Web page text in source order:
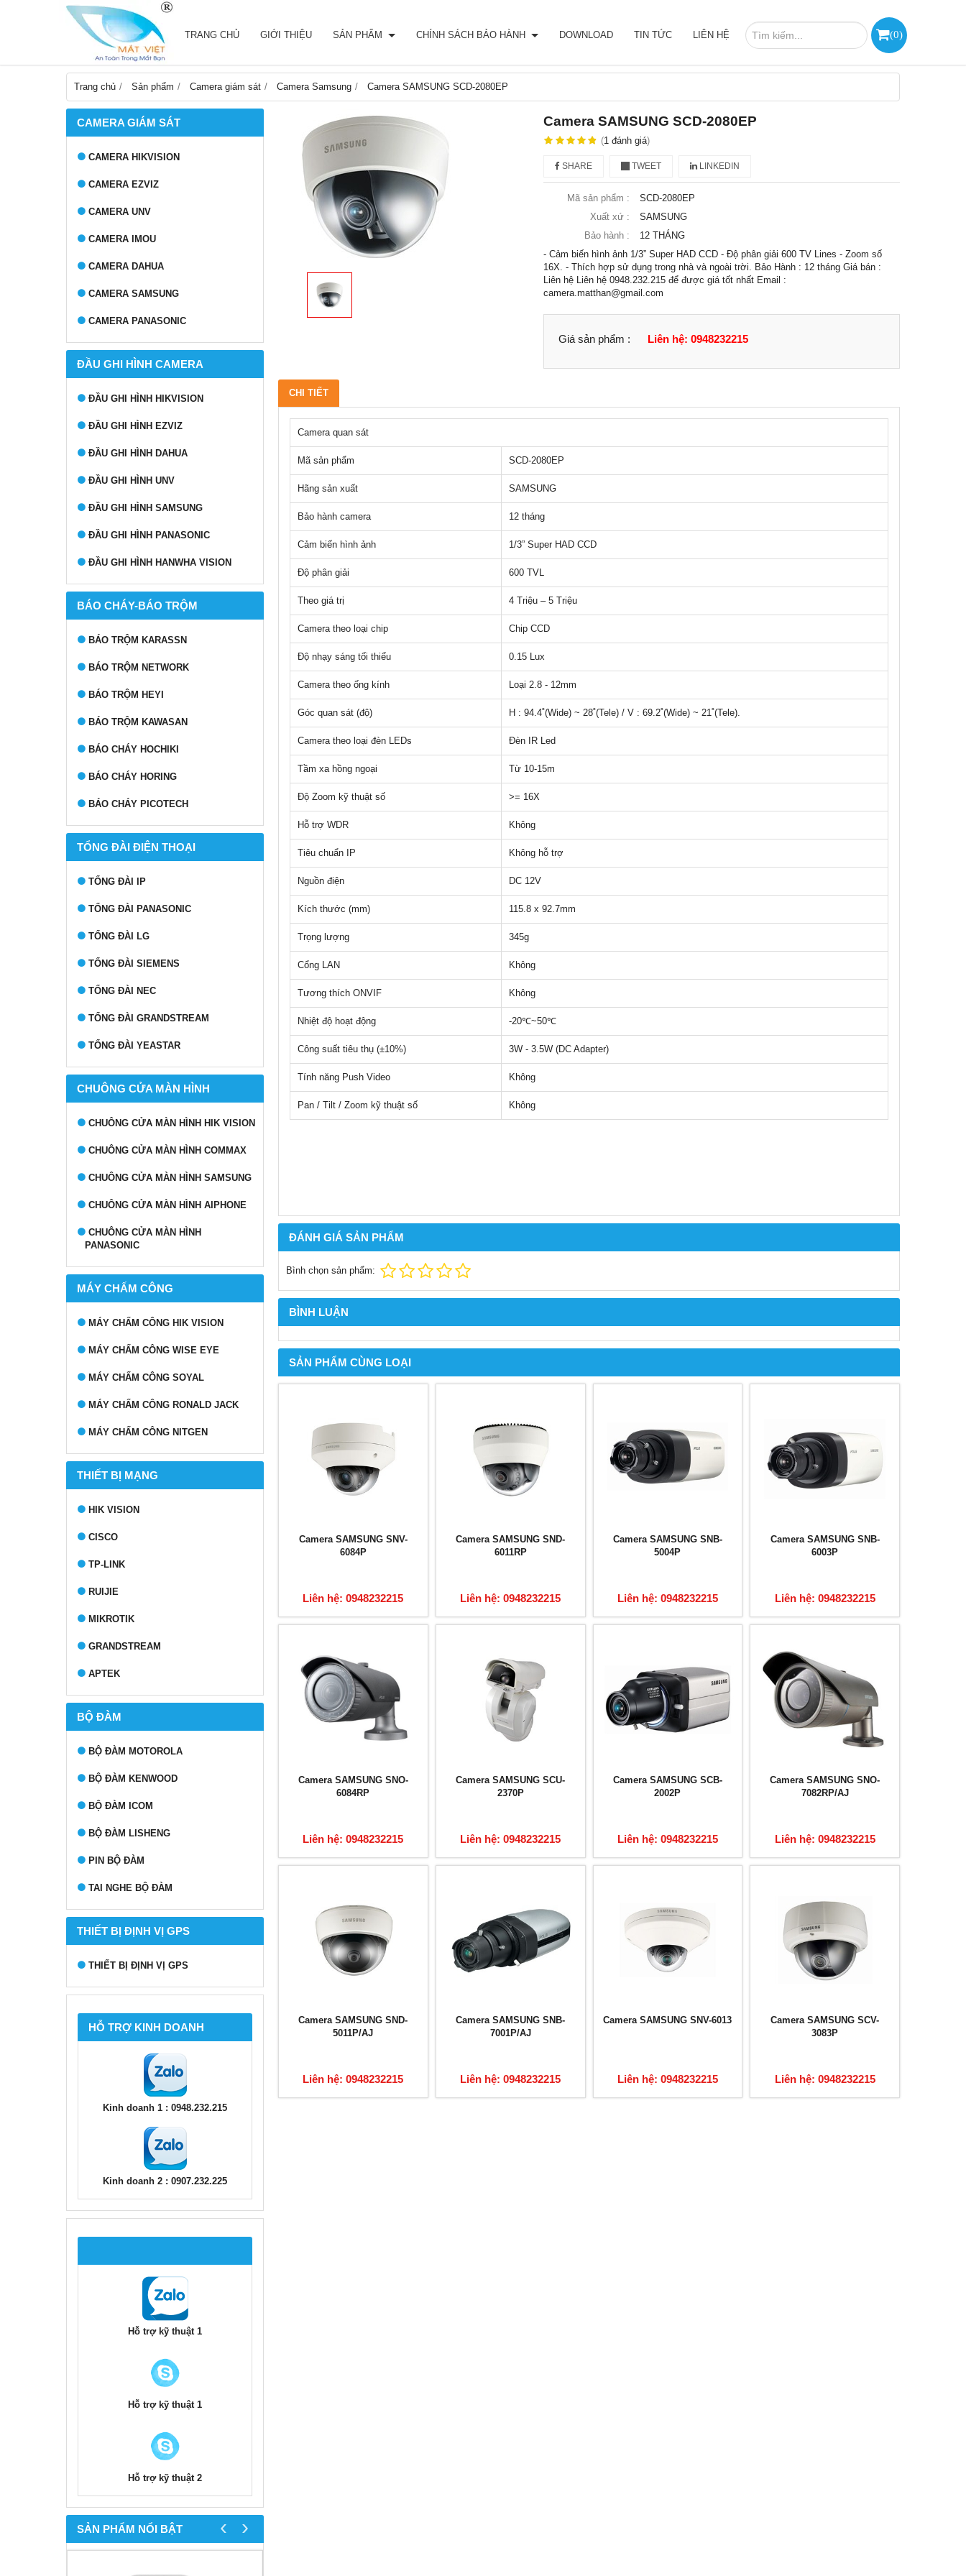
(0)
TRANG CHỦ GIỚI THIỆU SẢN PHẨM CHÍNH SÁCH BẢO HÀNH DOWNLOAD TIN TỨC LIÊN HỆ
Trang chủ Sản phẩm Camera giám sát Camera Samsung Camera SAMSUNG SCD-2080EP
CAMERA GIÁM SÁT
CAMERA HIKVISION
CAMERA EZVIZ
CAMERA UNV
CAMERA IMOU
CAMERA DAHUA
CAMERA SAMSUNG
CAMERA PANASONIC
ĐẦU GHI HÌNH CAMERA
ĐẦU GHI HÌNH HIKVISION
ĐẦU GHI HÌNH EZVIZ
ĐẦU GHI HÌNH DAHUA
ĐẦU GHI HÌNH UNV
ĐẦU GHI HÌNH SAMSUNG
ĐẦU GHI HÌNH PANASONIC
ĐẦU GHI HÌNH HANWHA VISION
BÁO CHÁY-BÁO TRỘM
BÁO TRỘM KARASSN
BÁO TRỘM NETWORK
BÁO TRỘM HEYI
BÁO TRỘM KAWASAN
BÁO CHÁY HOCHIKI
BÁO CHÁY HORING
BÁO CHÁY PICOTECH
TỔNG ĐÀI ĐIỆN THOẠI
TỔNG ĐÀI IP
TỔNG ĐÀI PANASONIC
TỔNG ĐÀI LG
TỔNG ĐÀI SIEMENS
TỔNG ĐÀI NEC
TỔNG ĐÀI GRANDSTREAM
TỔNG ĐÀI YEASTAR
CHUÔNG CỬA MÀN HÌNH
CHUÔNG CỬA MÀN HÌNH HIK VISION
CHUÔNG CỬA MÀN HÌNH COMMAX
CHUÔNG CỬA MÀN HÌNH SAMSUNG
CHUÔNG CỬA MÀN HÌNH AIPHONE
CHUÔNG CỬA MÀN HÌNH
PANASONIC
MÁY CHẤM CÔNG
MÁY CHẤM CÔNG HIK VISION
MÁY CHẤM CÔNG WISE EYE
MÁY CHẤM CÔNG SOYAL
MÁY CHẤM CÔNG RONALD JACK
MÁY CHẤM CÔNG NITGEN
THIẾT BỊ MẠNG
HIK VISION
CISCO
TP-LINK
RUIJIE
MIKROTIK
GRANDSTREAM
APTEK
BỘ ĐÀM
BỘ ĐÀM MOTOROLA
BỘ ĐÀM KENWOOD
BỘ ĐÀM ICOM
BỘ ĐÀM LISHENG
PIN BỘ ĐÀM
TAI NGHE BỘ ĐÀM
THIẾT BỊ ĐỊNH VỊ GPS
THIẾT BỊ ĐỊNH VỊ GPS
HỖ TRỢ KINH DOANH
Kinh doanh 1 : 0948.232.215
Kinh doanh 2 : 0907.232.225
Hỗ trợ kỹ thuật 1
Hỗ trợ kỹ thuật 1
Hỗ trợ kỹ thuật 2
SẢN PHẨM NỔI BẬT ‹ ›
Camera SAMSUNG SCD-2080EP
(1 đánh giá)
SHARE TWEET LINKEDIN
Mã sản phẩm :
SCD-2080EP
Xuất xứ :
SAMSUNG
Bảo hành :
12 THÁNG
- Cảm biến hình ảnh 1/3” Super HAD CCD - Độ phân giải 600 TV Lines - Zoom số
16X. - Thích hợp sử dụng trong nhà và ngoài trời. Bảo Hành : 12 tháng Giá bán :
Liên hệ Liên hệ 0948.232.215 để được giá tốt nhất Email :
camera.matthan@gmail.com
Giá sản phẩm : Liên hệ: 0948232215
CHI TIẾT
Camera quan sát
Mã sản phẩm SCD-2080EP
Hãng sản xuất SAMSUNG
Bảo hành camera 12 tháng
Cảm biến hình ảnh 1/3” Super HAD CCD
Độ phân giải 600 TVL
Theo giá trị 4 Triệu – 5 Triệu
Camera theo loại chip Chip CCD
Độ nhạy sáng tối thiểu 0.15 Lux
Camera theo ống kính Loại 2.8 - 12mm
Góc quan sát (độ) H : 94.4˚(Wide) ~ 28˚(Tele) / V : 69.2˚(Wide) ~ 21˚(Tele).
Camera theo loại đèn LEDs Đèn IR Led
Tầm xa hồng ngoại Từ 10-15m
Độ Zoom kỹ thuật số >= 16X
Hỗ trợ WDR Không
Tiêu chuẩn IP Không hỗ trợ
Nguồn điện DC 12V
Kích thước (mm) 115.8 x 92.7mm
Trọng lượng 345g
Cổng LAN Không
Tương thích ONVIF Không
Nhiệt độ hoạt động -20℃~50℃
Công suất tiêu thụ (±10%) 3W - 3.5W (DC Adapter)
Tính năng Push Video Không
Pan / Tilt / Zoom kỹ thuật số Không
ĐÁNH GIÁ SẢN PHẨM
Bình chọn sản phẩm:
BÌNH LUẬN
SẢN PHẨM CÙNG LOẠI
Camera SAMSUNG SNV-
6084P
Liên hệ: 0948232215
Camera SAMSUNG SND-
6011RP
Liên hệ: 0948232215
Camera SAMSUNG SNB-
5004P
Liên hệ: 0948232215
Camera SAMSUNG SNB-
6003P
Liên hệ: 0948232215
Camera SAMSUNG SNO-
6084RP
Liên hệ: 0948232215
Camera SAMSUNG SCU-
2370P
Liên hệ: 0948232215
Camera SAMSUNG SCB-
2002P
Liên hệ: 0948232215
Camera SAMSUNG SNO-
7082RP/AJ
Liên hệ: 0948232215
Camera SAMSUNG SND-
5011P/AJ
Liên hệ: 0948232215
Camera SAMSUNG SNB-
7001P/AJ
Liên hệ: 0948232215
Camera SAMSUNG SNV-6013
Liên hệ: 0948232215
Camera SAMSUNG SCV-
3083P
Liên hệ: 0948232215